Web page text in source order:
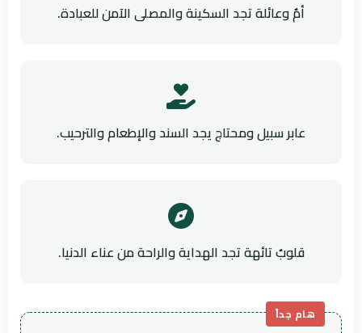
أمٌ وعائلة تجد السكينة والمصلى الآمن للعبادة.
عابر سبيل ومحتاج يجد السند والإطعام والترحيب.
قلوبٌ تائهة تجد الهداية والراحة من عناء الدنيا.
هام جداً